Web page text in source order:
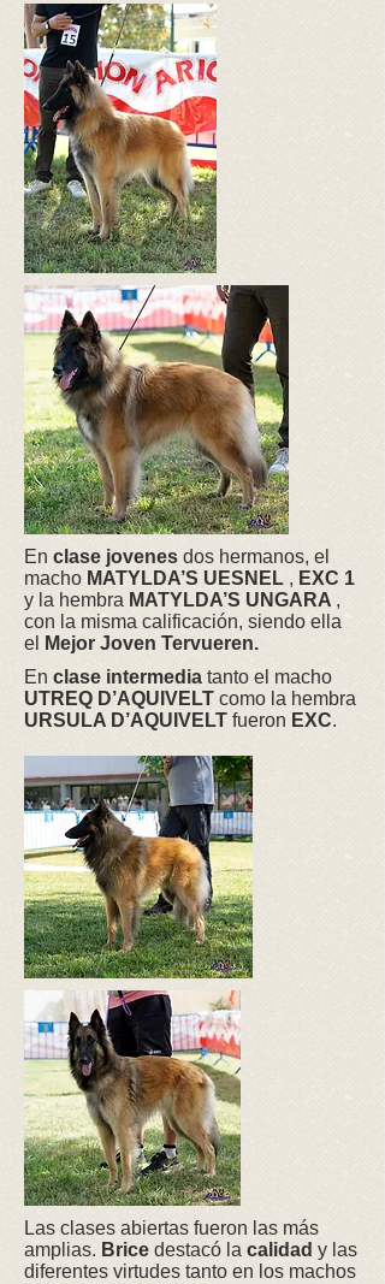
En clase jovenes dos hermanos, el
macho MATYLDA’S UESNEL , EXC 1
y la hembra MATYLDA’S UNGARA ,
con la misma calificación, siendo ella
el
Mejor Joven Tervueren.
En clase intermedia tanto el macho
UTREQ D’AQUIVELT como la hembra
URSULA D’AQUIVELT fueron EXC.
Las clases abiertas fueron las más
amplias. Brice destacó la calidad y las
diferentes virtudes tanto en los machos